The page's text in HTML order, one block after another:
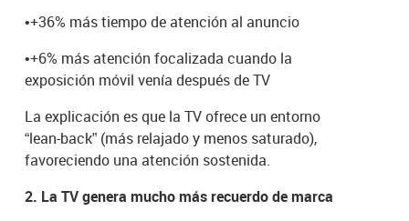
•+36% más tiempo de atención al anuncio
•+6% más atención focalizada cuando la
exposición móvil venía después de TV
La explicación es que la TV ofrece un entorno
“lean-back” (más relajado y menos saturado),
favoreciendo una atención sostenida.
2. La TV genera mucho más recuerdo de marca